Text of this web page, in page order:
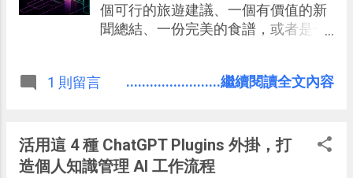
個可行的旅遊建議、一個有價值的新
聞總結、一份完美的食譜，或者是一
路文章中。
1 則留言 ........................繼續閱讀全文內容
活用這 4 種 ChatGPT Plugins 外掛，打
造個人知識管理 AI 工作流程